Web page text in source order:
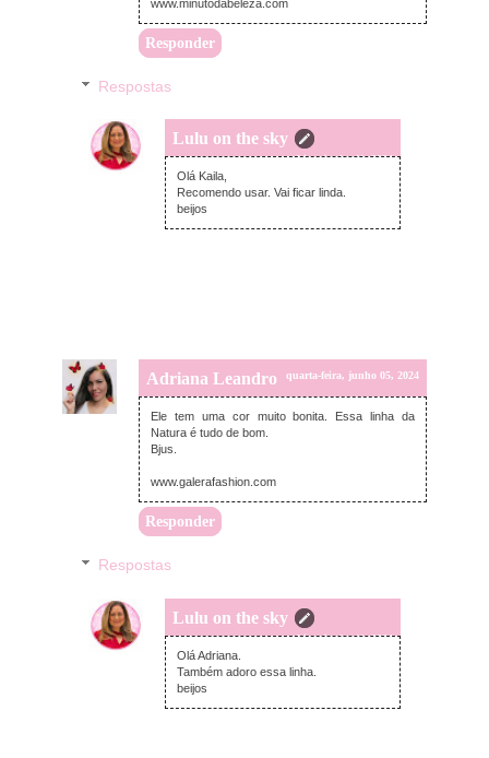
www.minutodabeleza.com
Responder
Respostas
Lulu on the sky
terça-feira, junho 11, 2024
Olá Kaila,
Recomendo usar. Vai ficar linda.
beijos
Adriana Leandro quarta-feira, junho 05, 2024
Ele tem uma cor muito bonita. Essa linha da
Natura é tudo de bom.
Bjus.
www.galerafashion.com
Responder
Respostas
Lulu on the sky
terça-feira, junho 11, 2024
Olá Adriana.
Também adoro essa linha.
beijos